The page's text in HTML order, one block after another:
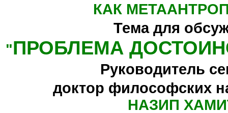
КАК
Тема для
"ПРОБЛЕМА
Руководитель
доктор философских
НАЗИП